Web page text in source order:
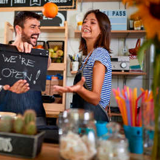
Fondo
di
Garanzia